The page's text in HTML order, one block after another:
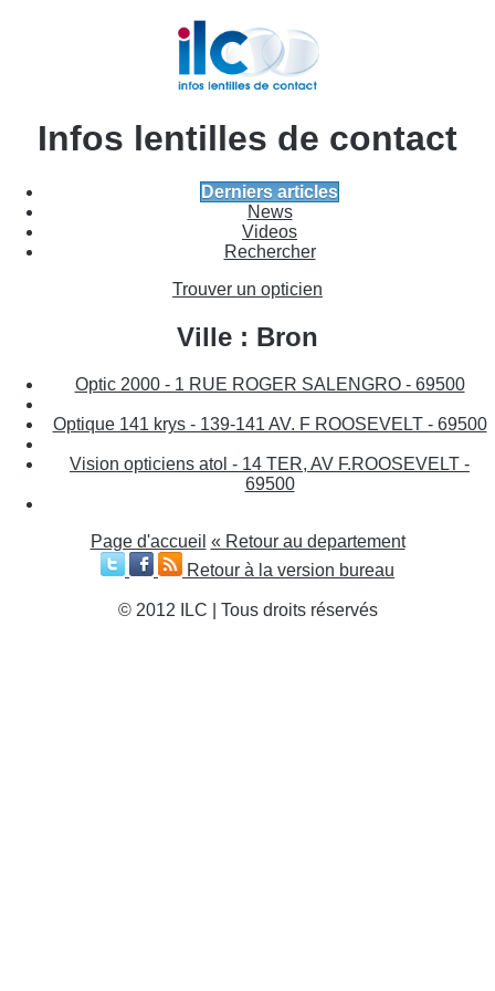
Infos lentilles de contact
Derniers articles
News
Videos
Rechercher
Trouver un opticien
Ville : Bron
Optic 2000 - 1 RUE ROGER SALENGRO - 69500
Optique 141 krys - 139-141 AV. F ROOSEVELT - 69500
Vision opticiens atol - 14 TER, AV F.ROOSEVELT -
69500
Page d'accueil « Retour au departement
Retour à la version bureau
© 2012 ILC | Tous droits réservés